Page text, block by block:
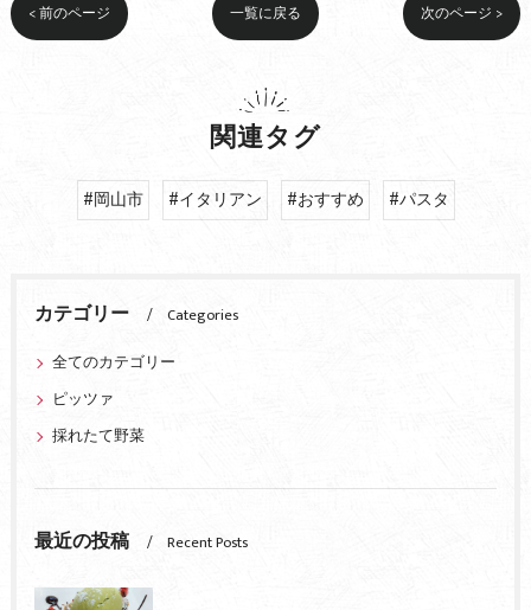
< 前のページ 一覧に戻る 次のページ >
関連タグ
#岡山市 #イタリアン #おすすめ #パスタ
カテゴリー
Categories
全てのカテゴリー
ピッツァ
採れたて野菜
最近の投稿 Recent Posts